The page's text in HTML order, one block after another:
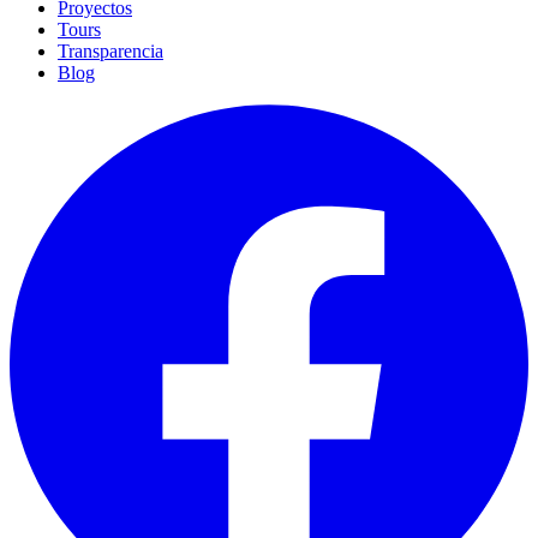
Proyectos
Tours
Transparencia
Blog